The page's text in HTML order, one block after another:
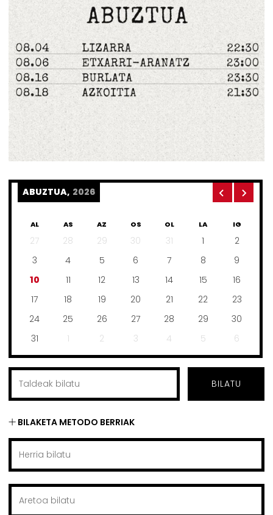
ABUZTUA, 2026
AL AS AZ OS OL LA IG
27 28 29 30 31 1
2
3
4 5 6 7 8
9
10
11 12 13 14 15
16
17
18 19 20 21 22
23
24
25 26 27 28 29
30
31
1 2 3 4 5 6
BILATU
BILAKETA METODO BERRIAK